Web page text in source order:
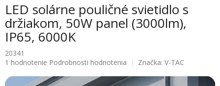
LED solárne pouličné svietidlo s
držiakom, 50W panel (3000lm),
IP65, 6000K
20341
Priemerné
produktu
1 hodnotenie Podrobnosti hodnotenia Značka: V-TAC